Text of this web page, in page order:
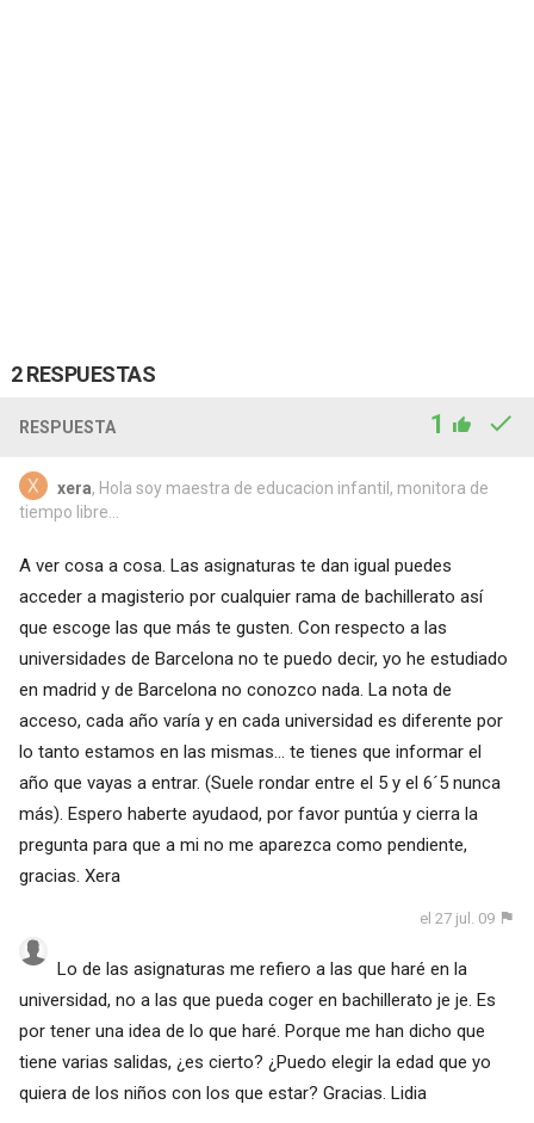
2 RESPUESTAS
RESPUESTA 1
xera, Hola soy maestra de educacion infantil, monitora de
tiempo libre...
A ver cosa a cosa. Las asignaturas te dan igual puedes
acceder a magisterio por cualquier rama de bachillerato así
que escoge las que más te gusten. Con respecto a las
universidades de Barcelona no te puedo decir, yo he estudiado
en madrid y de Barcelona no conozco nada. La nota de
acceso, cada año varía y en cada universidad es diferente por
lo tanto estamos en las mismas... te tienes que informar el
año que vayas a entrar. (Suele rondar entre el 5 y el 6´5 nunca
más). Espero haberte ayudaod, por favor puntúa y cierra la
pregunta para que a mi no me aparezca como pendiente,
gracias. Xera
el 27 jul. 09
Lo de las asignaturas me refiero a las que haré en la
universidad, no a las que pueda coger en bachillerato je je. Es
por tener una idea de lo que haré. Porque me han dicho que
tiene varias salidas, ¿es cierto? ¿Puedo elegir la edad que yo
quiera de los niños con los que estar? Gracias. Lidia